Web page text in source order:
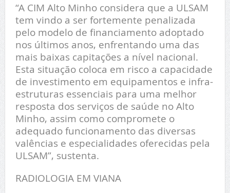
“A CIM Alto Minho considera que a ULSAM
tem vindo a ser fortemente penalizada
pelo modelo de financiamento adoptado
nos últimos anos, enfrentando uma das
mais baixas capitações a nível nacional.
Esta situação coloca em risco a capacidade
de investimento em equipamentos e infra-
estruturas essenciais para uma melhor
resposta dos serviços de saúde no Alto
Minho, assim como compromete o
adequado funcionamento das diversas
valências e especialidades oferecidas pela
ULSAM”, sustenta.
RADIOLOGIA EM VIANA